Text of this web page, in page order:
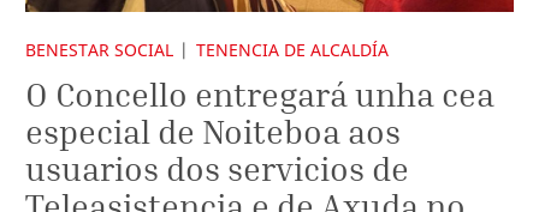
BENESTAR SOCIAL TENENCIA DE ALCALDÍA
O Concello entregará unha cea
especial de Noiteboa aos
usuarios dos servicios de